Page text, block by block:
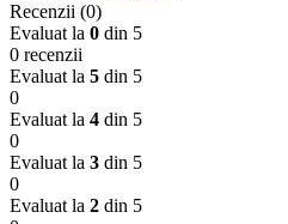
Recenzii (0)
Evaluat la 0 din 5
0 recenzii
Evaluat la 5 din 5
0
Evaluat la 4 din 5
0
Evaluat la 3 din 5
0
Evaluat la 2 din 5